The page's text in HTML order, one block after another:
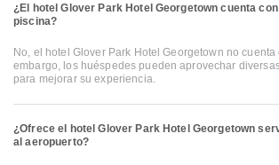
¿El hotel Glover Park Hotel Georgetown cuenta
piscina?
No, el hotel Glover Park Hotel Georgetown no
embargo, los huéspedes pueden aprovechar
para mejorar su experiencia.
¿Ofrece el hotel Glover Park Hotel Georgetown
al aeropuerto?